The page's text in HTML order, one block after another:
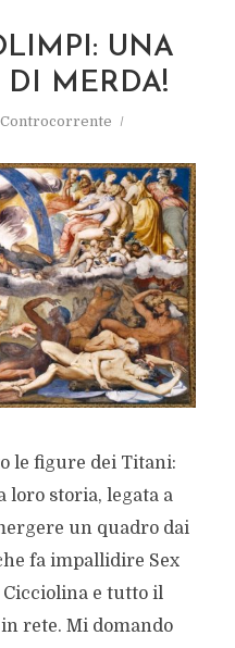
UNA
DI MERDA!
Controcorrente
le figure dei Titani:
loro storia, legata a
un quadro dai
fa impallidire Sex
e tutto il
rete. Mi domando